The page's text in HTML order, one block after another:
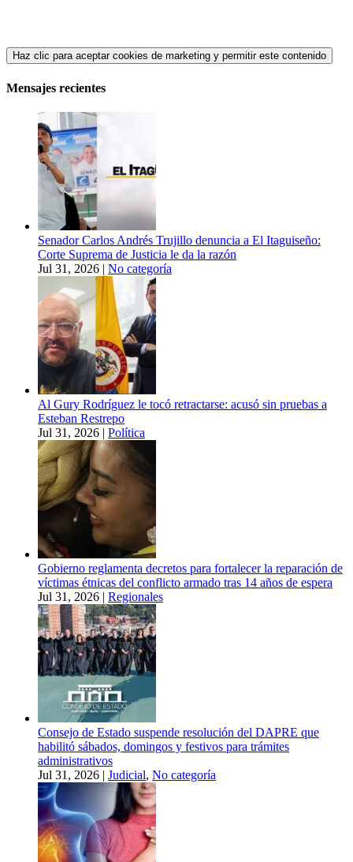
Haz clic para aceptar cookies de marketing y permitir este contenido
Mensajes recientes
Senador Carlos Andrés Trujillo denuncia a El Itaguiseño:
Corte Suprema de Justicia le da la razón
Jul 31, 2026 | No categoría
Al Gury Rodríguez le tocó retractarse: acusó sin pruebas a
Esteban Restrepo
Jul 31, 2026 | Política
Gobierno reglamenta decretos para fortalecer la reparación de
víctimas étnicas del conflicto armado tras 14 años de espera
Jul 31, 2026 | Regionales
Consejo de Estado suspende resolución del DAPRE que
habilitó sábados, domingos y festivos para trámites
administrativos
Jul 31, 2026 | Judicial, No categoría